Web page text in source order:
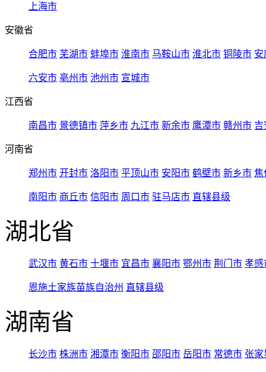
上海市
安徽省
合肥市 芜湖市 蚌埠市 淮南市 马鞍山市 淮北市 铜陵市 安
六安市 亳州市 池州市 宣城市
江西省
南昌市 景德镇市 萍乡市 九江市 新余市 鹰潭市 赣州市 吉
河南省
郑州市 开封市 洛阳市 平顶山市 安阳市 鹤壁市 新乡市 焦
南阳市 商丘市 信阳市 周口市 驻马店市 直辖县级
湖北省
武汉市 黄石市 十堰市 宜昌市 襄阳市 鄂州市 荆门市 孝感
恩施土家族苗族自治州 直辖县级
湖南省
长沙市 株洲市 湘潭市 衡阳市 邵阳市 岳阳市 常德市 张家